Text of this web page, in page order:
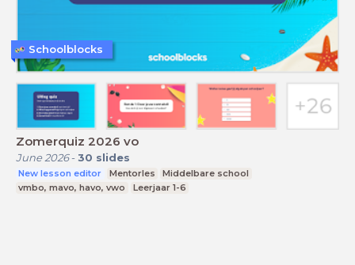
Zomerquiz 2026 vo
June 2026- 30 slides
New lesson editor Mentorles
Middelbare school
vmbo, mavo, havo, vwo
Leerjaar 1-6
Schoolblocks